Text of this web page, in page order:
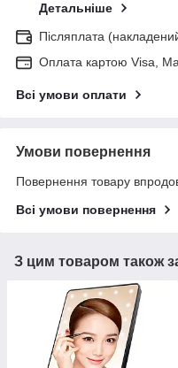
Детальніше
Післяплата
Оплата картою Visa,
Всі умови оплати
Умови повернення
Повернення товару
Всі умови повернення
З цим товаром також